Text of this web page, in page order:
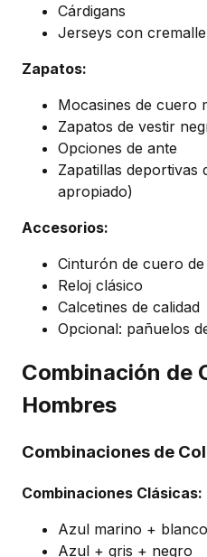
Cárdigans
Jerseys con
Zapatos:
Mocasines de cuero
Zapatos de vestir
Opciones de ante
Zapatillas deportivas
apropiado)
Accesorios:
Cinturón de cuero
Reloj clásico
Calcetines de calidad
Opcional: pañuelos
Combinación de
Hombres
Combinaciones de
Combinaciones Clásicas:
Azul marino +
Azul + gris + negro